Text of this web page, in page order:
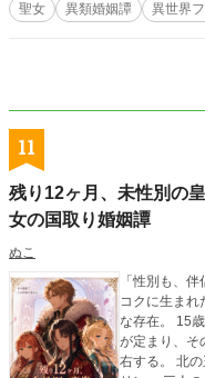
聖女
異類婚姻譚 異世界
11
残り12ヶ月、未性別の
女の国取り婚姻譚
ぬこ
「性別も、伴
コクに生まれ
な存在。 15歳の婚姻の儀までに伴侶を選ぶことで初めて性別
が定まり、そ
右する。 北の王子サヴジ。 西の王女フェリカ。 南の王女エ